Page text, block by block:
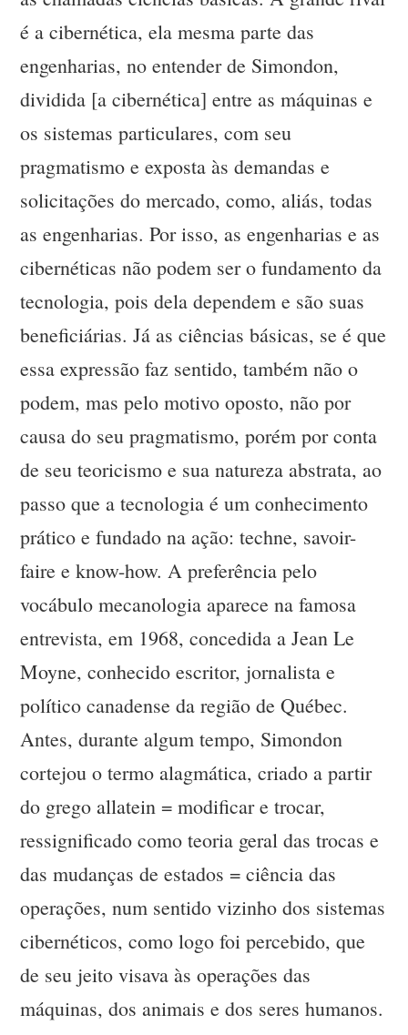
é a cibernética, ela mesma parte das
engenharias, no entender de Simondon,
dividida [a cibernética] entre as máquinas e
os sistemas particulares, com seu
pragmatismo e exposta às demandas e
solicitações do mercado, como, aliás, todas
as engenharias. Por isso, as engenharias e as
cibernéticas não podem ser o fundamento da
tecnologia, pois dela dependem e são suas
beneficiárias. Já as ciências básicas, se é que
essa expressão faz sentido, também não o
podem, mas pelo motivo oposto, não por
causa do seu pragmatismo, porém por conta
de seu teoricismo e sua natureza abstrata, ao
passo que a tecnologia é um conhecimento
prático e fundado na ação: techne, savoir-
faire e know-how. A preferência pelo
vocábulo mecanologia aparece na famosa
entrevista, em 1968, concedida a Jean Le
Moyne, conhecido escritor, jornalista e
político canadense da região de Québec.
Antes, durante algum tempo, Simondon
cortejou o termo alagmática, criado a partir
do grego allatein = modificar e trocar,
ressignificado como teoria geral das trocas e
das mudanças de estados = ciência das
operações, num sentido vizinho dos sistemas
cibernéticos, como logo foi percebido, que
de seu jeito visava às operações das
máquinas, dos animais e dos seres humanos.